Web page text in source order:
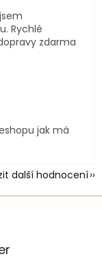
Rychlé
zdarma
jak má
další hodnocení